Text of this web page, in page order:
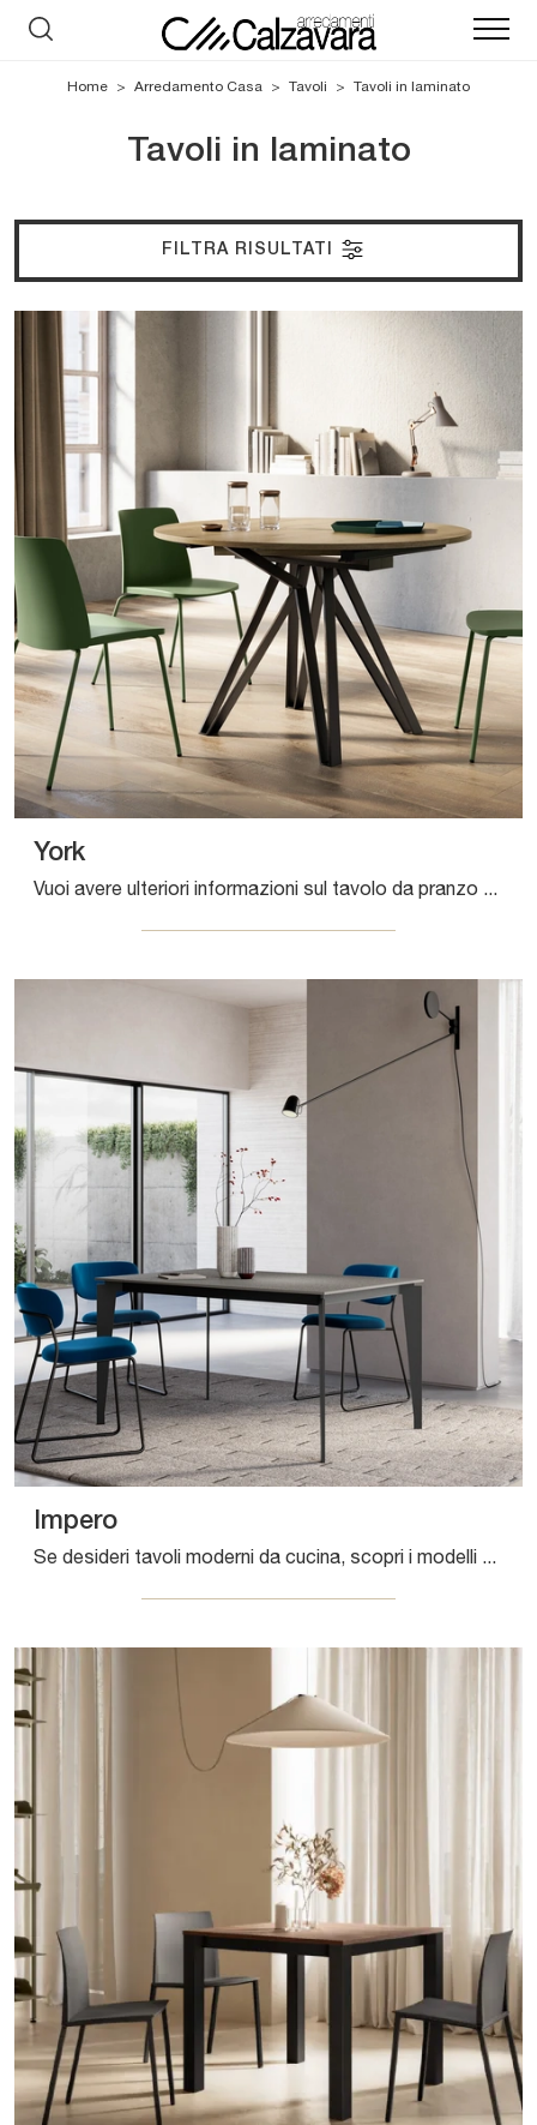
Home > Arredamento Casa > Tavoli > Tavoli in laminato
Tavoli in laminato
FILTRA RISULTATI
York
Vuoi avere ulteriori informazioni sul tavolo da pranzo York di Arredo3? Clicca e ottieni informazioni sui modelli allungabili dell'azienda.
Impero
Se desideri tavoli moderni da cucina, scopri i modelli allungabili di Arredo3: clicca e scopri il modello Impero in laminato.